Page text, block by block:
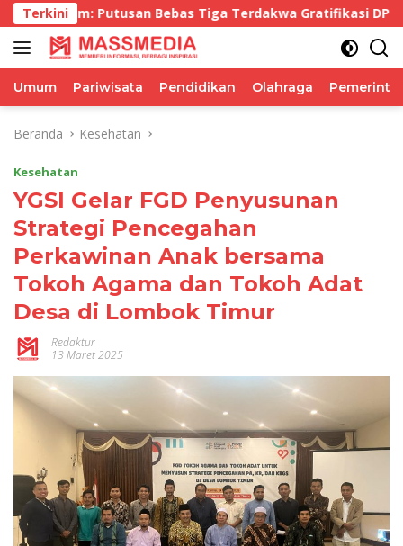
Langsung
ke
konten
TerkiniBebas Tiga Terdakwa Gratifikasi DPRD NTB
Umum Pariwisata Pendidikan Olahraga
Beranda Kesehatan
Kesehatan
YGSI Gelar FGD Penyusunan
Strategi Pencegahan
Perkawinan Anak bersama
Tokoh Agama dan Tokoh Adat
Desa di Lombok Timur
Redaktur
13 Maret 2025